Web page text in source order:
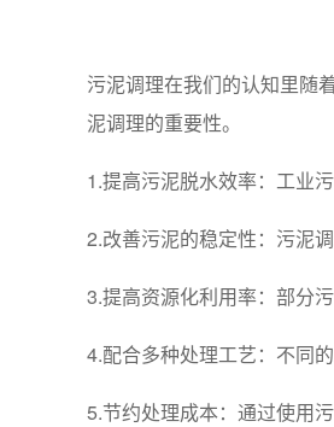
污泥调理在我们的认知里随
泥调理的重要性。
1.提高污泥脱水效率：工业
2.改善污泥的稳定性：污泥
3.提高资源化利用率：部分
4.配合多种处理工艺：不同
5.节约处理成本：通过使用